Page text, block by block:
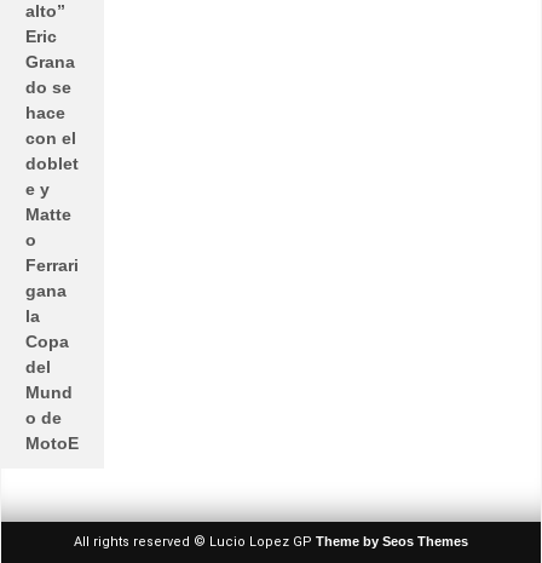
alto”
Eric
Grana
do se
hace
con el
doblet
e y
Matte
o
Ferrari
gana
la
Copa
del
Mund
o de
MotoE
All rights reserved © Lucio Lopez GP Theme by Seos Themes